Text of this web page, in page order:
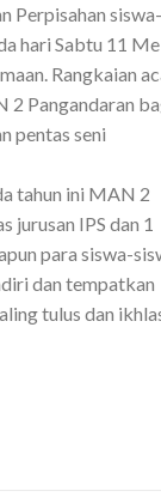
Perpisahan siswa-
hari Sabtu 11
Rangkaian
2 Pangandaran
pentas seni
tahun ini MAN 2
jurusan IPS dan 1
para siswa-
dan tempatkan
tulus dan